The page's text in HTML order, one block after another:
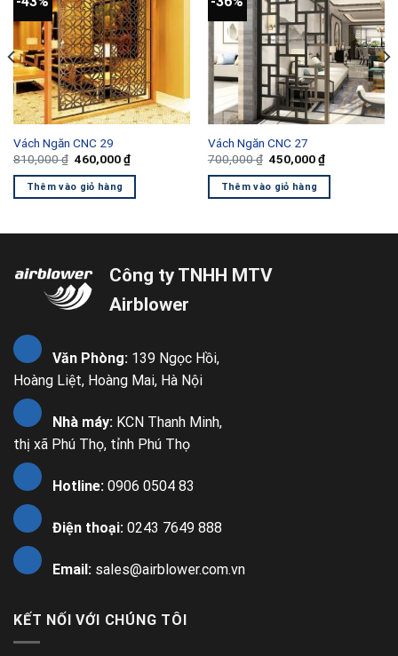
Vách Ngăn CNC 29
810,000₫ Giá
là:
810,000 ₫.
460,000₫Giá
hiện
tại
Thêm vào giỏ hàng
Vách Ngăn CNC 27
700,000₫ Giá
là:
700,000 ₫.
450,000₫Giá
hiện
tại
Thêm vào giỏ hàng
Công ty TNHH MTV
Airblower
Văn Phòng: 139 Ngọc Hồi,
Hoàng Liệt, Hoàng Mai, Hà Nội
Nhà máy: KCN Thanh Minh,
thị xã Phú Thọ, tỉnh Phú Thọ
Hotline: 0906 0504 83
Điện thoại: 0243 7649 888
Email: sales@airblower.com.vn
KẾT NỐI VỚI CHÚNG TÔI